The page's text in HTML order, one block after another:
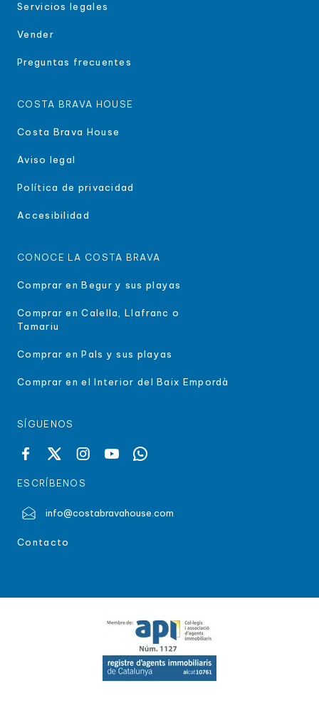
Servicios legales
Vender
Preguntas frecuentes
COSTA BRAVA HOUSE
Costa Brava House
Aviso legal
Política de privacidad
Accesibilidad
CONOCE LA COSTA BRAVA
Comprar en Begur y sus playas
Comprar en Calella, Llafranc o
Tamariu
Comprar en Pals y sus playas
Comprar en el Interior del Baix Empordà
SÍGUENOS
ESCRÍBENOS
info@costabravahouse.com
Contacto